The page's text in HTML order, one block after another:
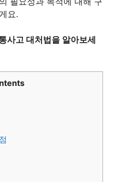
요.
사고 대처법을 알아보세